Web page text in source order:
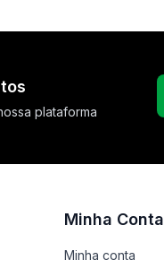
plataforma
Minha Conta
Minha conta